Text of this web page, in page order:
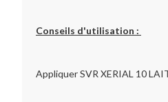
Conseils d'utilisation :
Appliquer SVR XERIAL 10